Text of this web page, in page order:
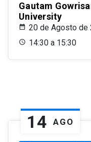
Gautam
University
20 de Agosto de
14:30 a 15:30
14 AGO